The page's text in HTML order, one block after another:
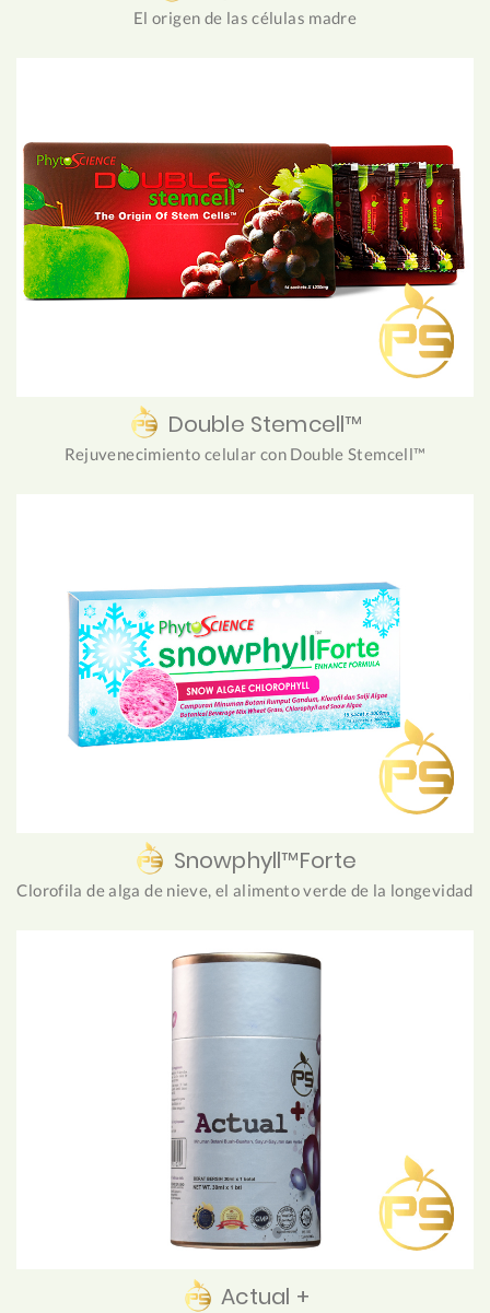
El origen de las células madre
Double Stemcell™
Rejuvenecimiento celular con Double Stemcell™
Snowphyll™Forte
Clorofila de alga de nieve, el alimento verde de la longevidad
Actual +